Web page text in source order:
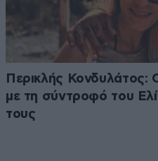
Περικλής Κονδυλάτος:
με τη σύντροφό του
τους